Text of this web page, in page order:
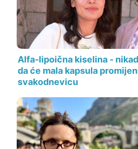
Alfa-lipoična kiselina -
da će mala kapsula
svakodnevicu